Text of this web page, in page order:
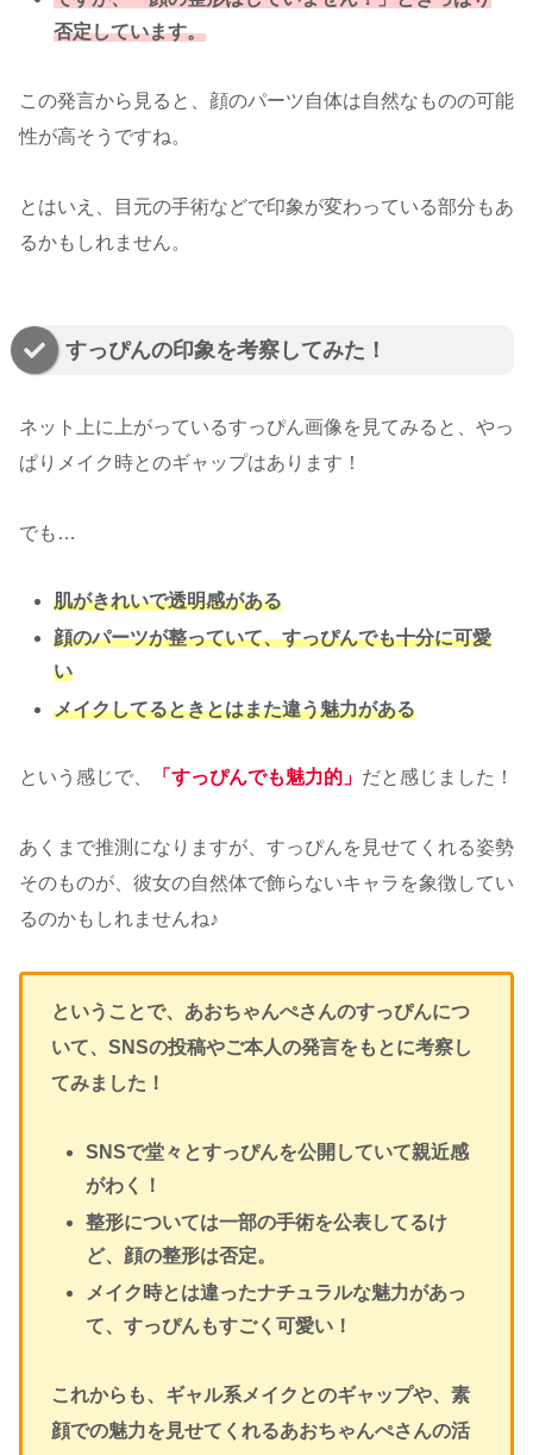
否定しています。
この発言から見ると、顔のパーツ自体は自然なものの可能
性が高そうですね。
とはいえ、目元の手術などで印象が変わっている部分もあ
るかもしれません。
すっぴんの印象を考察してみた！
ネット上に上がっているすっぴん画像を見てみると、やっ
ぱりメイク時とのギャップはあります！
でも…
肌がきれいで透明感がある
顔のパーツが整っていて、すっぴんでも十分に可愛
い
メイクしてるときとはまた違う魅力がある
という感じで、 「すっぴんでも魅力的」 だと感じました！
あくまで推測になりますが、すっぴんを見せてくれる姿勢
そのものが、彼女の自然体で飾らないキャラを象徴してい
るのかもしれませんね♪
ということで、あおちゃんぺさんのすっぴんにつ
いて、SNSの投稿やご本人の発言をもとに考察し
てみました！
SNSで堂々とすっぴんを公開していて親近感
がわく！
整形については一部の手術を公表してるけ
ど、顔の整形は否定。
メイク時とは違ったナチュラルな魅力があっ
て、すっぴんもすごく可愛い！
これからも、ギャル系メイクとのギャップや、素
顔での魅力を見せてくれるあおちゃんぺさんの活